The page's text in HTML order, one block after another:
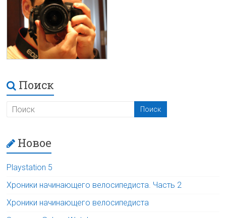
Поиск
Новое
Playstation 5
Хроники начинающего велосипедиста. Часть 2
Хроники начинающего велосипедиста